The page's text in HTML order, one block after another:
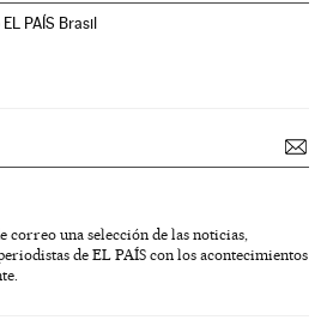
PAÍS Brasil
correo una selección de las noticias,
de EL PAÍS con los acontecimientos